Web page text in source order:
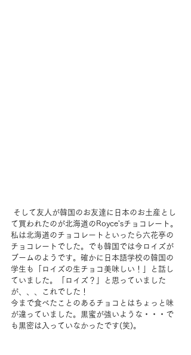
て買われたのが北海道のRoyce'sチョコレート。
私は北海道のチョコレートといったら六花亭の
チョコレートでした。でも韓国では今ロイズが
ブームのようです。確かに日本語学校の韓国の
学生も「ロイズの生チョコ美味しい！」と話し
ていました。「ロイズ？」と思っていました
が、、、これでした！
今まで食べたことのあるチョコとはちょっと味
が違っていました。黒蜜が強いような・・・で
も黒密は入っていなかったです(笑)。